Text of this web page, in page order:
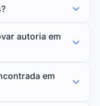
autoria em
em